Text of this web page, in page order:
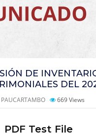
DE
DEL
PAUCARTAMBO 669Views
PDF Test File